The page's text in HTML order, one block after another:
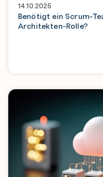
14.10.2025
Benötigt ein Scrum-
Architekten-Rolle?